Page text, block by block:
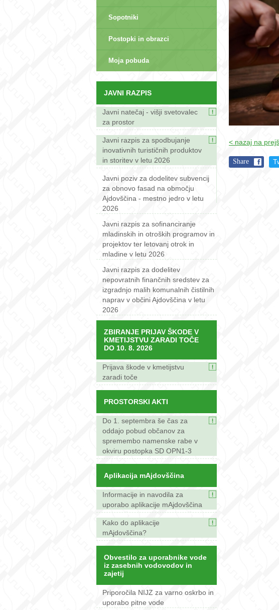
Sopotniki
Postopki in obrazci
Moja pobuda
JAVNI RAZPIS
Javni natečaj - višji svetovalec
za prostor
Javni razpis za spodbujanje
inovativnih turističnih produktov
in storitev v letu 2026
Javni poziv za dodelitev subvencij
za obnovo fasad na območju
Ajdovščina - mestno jedro v letu
2026
Javni razpis za sofinanciranje
mladinskih in otroških programov in
projektov ter letovanj otrok in
mladine v letu 2026
Javni razpis za dodelitev
nepovratnih finančnih sredstev za
izgradnjo malih komunalnih čistilnih
naprav v občini Ajdovščina v letu
2026
ZBIRANJE PRIJAV ŠKODE V
KMETIJSTVU ZARADI TOČE
DO 10. 8. 2026
Prijava škode v kmetijstvu
zaradi toče
PROSTORSKI AKTI
Do 1. septembra še čas za
oddajo pobud občanov za
spremembo namenske rabe v
okviru postopka SD OPN1-3
Aplikacija mAjdovščina
Informacije in navodila za
uporabo aplikacije mAjdovščina
Kako do aplikacije
mAjdovščina?
Obvestilo za uporabnike vode
iz zasebnih vodovodov in
zajetij
Priporočila NIJZ za varno oskrbo in
uporabo pitne vode
< nazaj na
Share